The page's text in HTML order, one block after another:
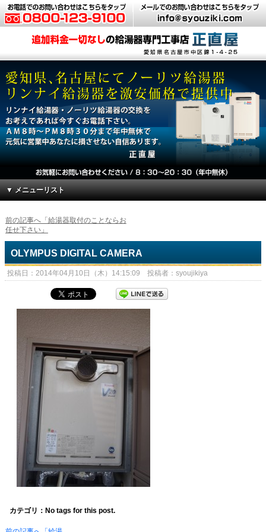
▼ メニューリスト
前の記事へ「給湯器取付のことならお
任せ下さい」
OLYMPUS DIGITAL CAMERA
投稿日：2014年04月10日（木）14:15:09 投稿者：syoujikiya
カテゴリ：No tags for this post.